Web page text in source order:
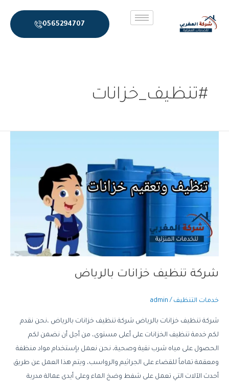
المحتوى
0565294707
#تنظيف_خزانات
شركة تنظيف خزانات بالرياض
خدمات التنظيف /
admin
شركة تنظيف خزانات بالرياض شركة تنظيف خزانات بالرياض ،نحن نقدم
لكم خدمة تنظيف الخزانات على أعلى مستوى، من أجل أن نضمن لكم
الحصول على مياه شرب نقية وصحية، نحن نعمل بإستخدام مواد منظفة
ومعقمة تماماً للقضاء على الجراثيم والرواسب، ويتم هذا العمل عن طريق
أحدث الآلات التي تعمل على شفط وضخ الماء وعلى أيدى عمالة مدربة
بالرياض